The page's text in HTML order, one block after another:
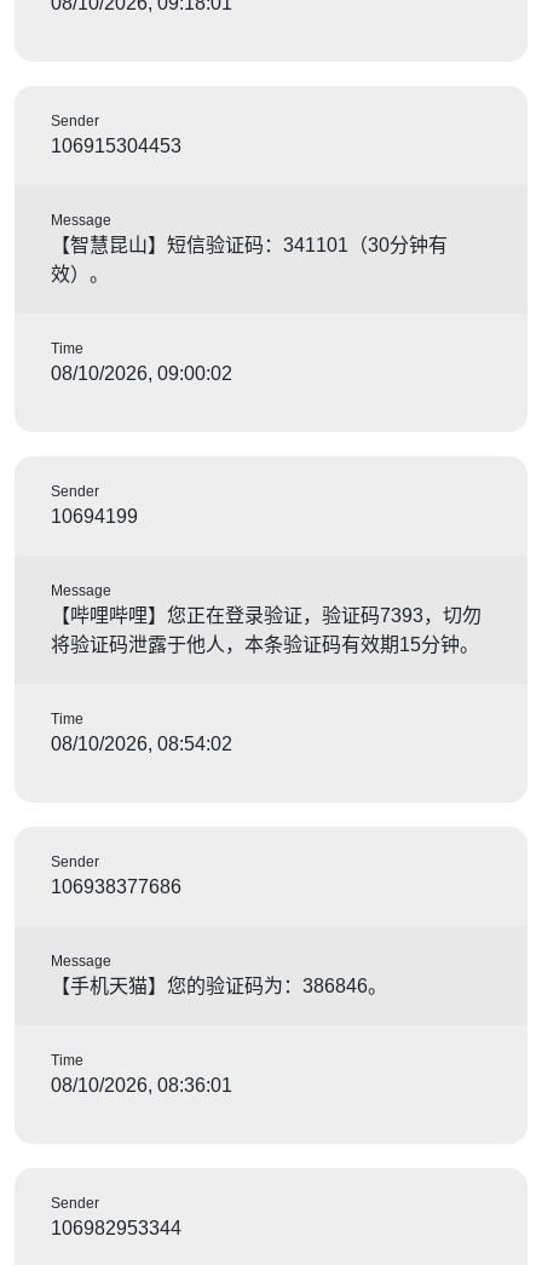
Sender
106915304453
Message
【智慧昆山】短信验证码：341101（30分钟有
效）。
Time
08/10/2026, 09:00:02
Sender
10694199
Message
【哔哩哔哩】您正在登录验证，验证码7393，切勿
将验证码泄露于他人，本条验证码有效期15分钟。
Time
08/10/2026, 08:54:02
Sender
106938377686
Message
【手机天猫】您的验证码为：386846。
Time
08/10/2026, 08:36:01
Sender
106982953344